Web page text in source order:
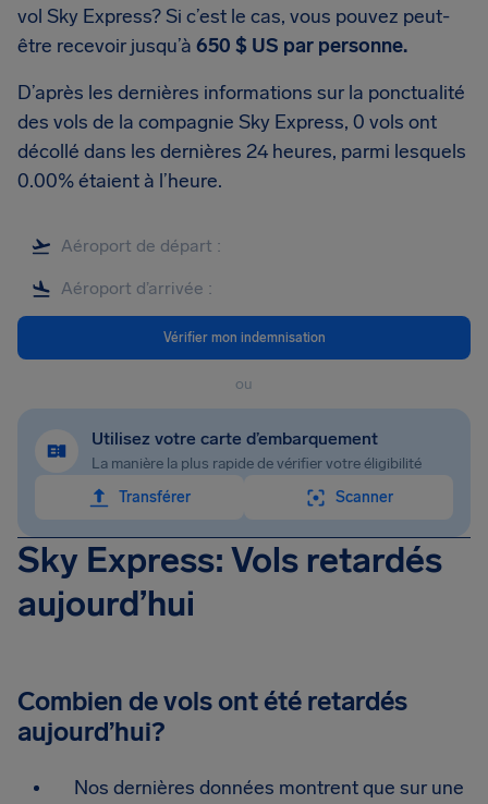
vol Sky Express? Si c’est le cas, vous pouvez peut-
être recevoir jusqu’à 650 $ US par personne.
D’après les dernières informations sur la ponctualité
des vols de la compagnie Sky Express, 0 vols ont
décollé dans les dernières 24 heures, parmi lesquels
0.00% étaient à l’heure.
Vérifier mon indemnisation
ou
Utilisez votre carte d’embarquement
La manière la plus rapide de vérifier votre éligibilité
Transférer
Scanner
Sky Express: Vols retardés
aujourd’hui
Combien de vols ont été retardés
aujourd’hui?
Nos dernières données montrent que sur une